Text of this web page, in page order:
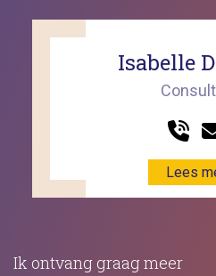
Isabelle
Lees
Ik ontvang graag meer